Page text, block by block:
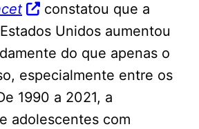
constatou que a
Unidos aumentou
do que apenas o
especialmente entre os
1990 a 2021, a
adolescentes com